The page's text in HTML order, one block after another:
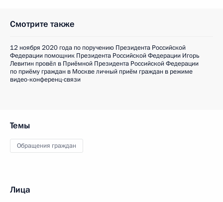
Смотрите также
12 ноября 2020 года по поручению Президента Российской
Федерации помощник Президента Российской Федерации Игорь
Левитин провёл в Приёмной Президента Российской Федерации
по приёму граждан в Москве личный приём граждан в режиме
видео-конференц-связи
Темы
Обращения граждан
Лица